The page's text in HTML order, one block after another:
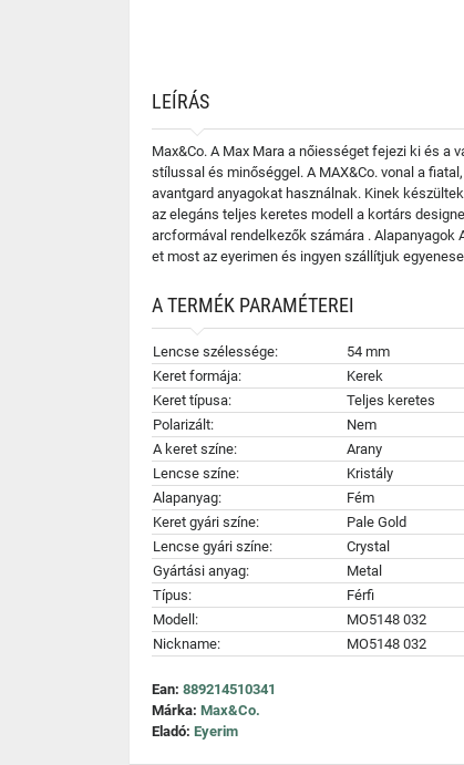
LEÍRÁS
Max&Co. A Max Mara a nőiességet fejezi ki és a
stílussal és minőséggel. A MAX&Co. vonal a
avantgard anyagokat használnak. Kinek
az elegáns teljes keretes modell a kortárs
arcformával rendelkezők számára . Alapanyagok
et most az eyerimen és ingyen szállítjuk
A TERMÉK PARAMÉTEREI
Lencse szélessége:
54 mm
Keret formája:
Kerek
Keret típusa:
Teljes keretes
Polarizált:
Nem
A keret színe:
Arany
Lencse színe:
Kristály
Alapanyag:
Fém
Keret gyári színe:
Pale Gold
Lencse gyári színe:
Crystal
Gyártási anyag:
Metal
Típus:
Férfi
Modell:
MO5148 032
Nickname:
MO5148 032
Ean: 889214510341
Márka: Max&Co.
Eladó: Eyerim